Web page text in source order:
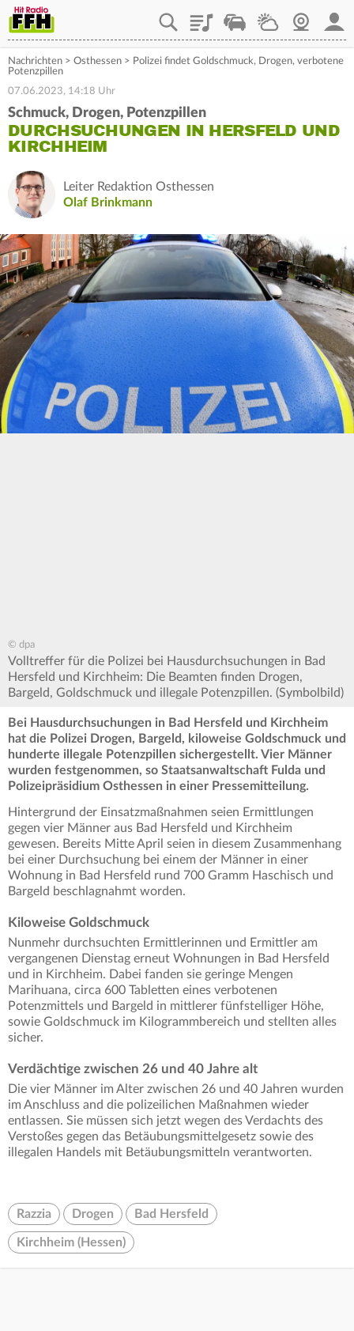
PlaylistStaupilotWetterWebcam
Nachrichten > Osthessen > Polizei findet Goldschmuck, Drogen, verbotene
Potenzpillen
07.06.2023, 14:18 Uhr
Schmuck, Drogen, Potenzpillen
DURCHSUCHUNGEN IN HERSFELD UND
KIRCHHEIM
Leiter Redaktion Osthessen
Olaf Brinkmann
© dpa
Volltreffer für die Polizei bei Hausdurchsuchungen in Bad
Hersfeld und Kirchheim: Die Beamten finden Drogen,
Bargeld, Goldschmuck und illegale Potenzpillen. (Symbolbild)
Bei Hausdurchsuchungen in Bad Hersfeld und Kirchheim
hat die Polizei Drogen, Bargeld, kiloweise Goldschmuck und
hunderte illegale Potenzpillen sichergestellt. Vier Männer
wurden festgenommen, so Staatsanwaltschaft Fulda und
Polizeipräsidium Osthessen in einer Pressemitteilung.
Hintergrund der Einsatzmaßnahmen seien Ermittlungen
gegen vier Männer aus Bad Hersfeld und Kirchheim
gewesen. Bereits Mitte April seien in diesem Zusammenhang
bei einer Durchsuchung bei einem der Männer in einer
Wohnung in Bad Hersfeld rund 700 Gramm Haschisch und
Bargeld beschlagnahmt worden.
Kiloweise Goldschmuck
Nunmehr durchsuchten Ermittlerinnen und Ermittler am
vergangenen Dienstag erneut Wohnungen in Bad Hersfeld
und in Kirchheim. Dabei fanden sie geringe Mengen
Marihuana, circa 600 Tabletten eines verbotenen
Potenzmittels und Bargeld in mittlerer fünfstelliger Höhe,
sowie Goldschmuck im Kilogrammbereich und stellten alles
sicher.
Verdächtige zwischen 26 und 40 Jahre alt
Die vier Männer im Alter zwischen 26 und 40 Jahren wurden
im Anschluss and die polizeilichen Maßnahmen wieder
entlassen. Sie müssen sich jetzt wegen des Verdachts des
Verstoßes gegen das Betäubungsmittelgesetz sowie des
illegalen Handels mit Betäubungsmitteln verantworten.
Razzia Drogen Bad Hersfeld
Kirchheim (Hessen)